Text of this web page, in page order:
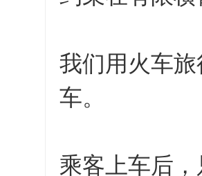
我们用火车
车。
乘客上车后